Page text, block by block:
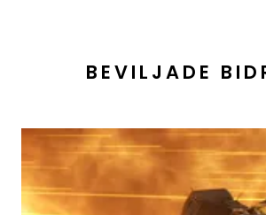
BEVILJADE